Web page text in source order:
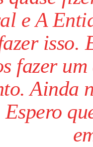
eA
isso.
fazer
Ainda
Espero